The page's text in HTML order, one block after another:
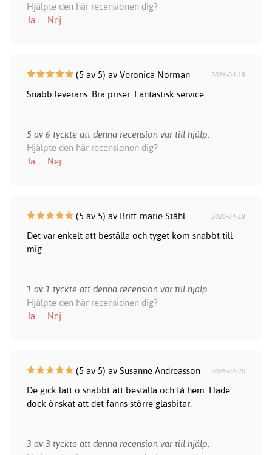
Hjälpte den här recensionen dig?
Ja
Nej
(5 av 5) av Veronica Norman 2026-04-19
Snabb leverans. Bra priser. Fantastisk service
5 av 6 tyckte att denna recension var till hjälp.
Hjälpte den här recensionen dig?
Ja
Nej
(5 av 5) av Britt-marie Ståhl 2026-04-18
Det var enkelt att beställa och tyget kom snabbt till
mig.
1 av 1 tyckte att denna recension var till hjälp.
Hjälpte den här recensionen dig?
Ja
Nej
(5 av 5) av Susanne Andreasson 2026-04-20
De gick lätt o snabbt att beställa och få hem. Hade
dock önskat att det fanns större glasbitar.
3 av 3 tyckte att denna recension var till hjälp.